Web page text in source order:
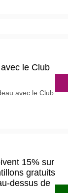
le Club
avec le Club
15% sur
gratuits
dessus de